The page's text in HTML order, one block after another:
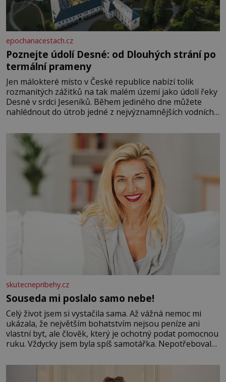
epochanacestach.cz
Poznejte údolí Desné: od Dlouhých strání po
termální prameny
Jen málokteré místo v České republice nabízí tolik
rozmanitých zážitků na tak malém území jako údolí řeky
Desné v srdci Jeseníků. Během jediného dne můžete
nahlédnout do útrob jedné z nejvýznamnějších vodních
se na koloběžce a den zakončit poznáváním památek ve
Velkých Losinách nebo v termálním
skutecnepribehy.cz
Souseda mi poslalo samo nebe!
Celý život jsem si vystačila sama. Až vážná nemoc mi
ukázala, že největším bohatstvím nejsou peníze ani
vlastní byt, ale člověk, který je ochotný podat pomocnou
ruku. Vždycky jsem byla spíš samotářka. Nepotřebovala
mi knihy, práce a hlavně klid. Hned po studiích jsem